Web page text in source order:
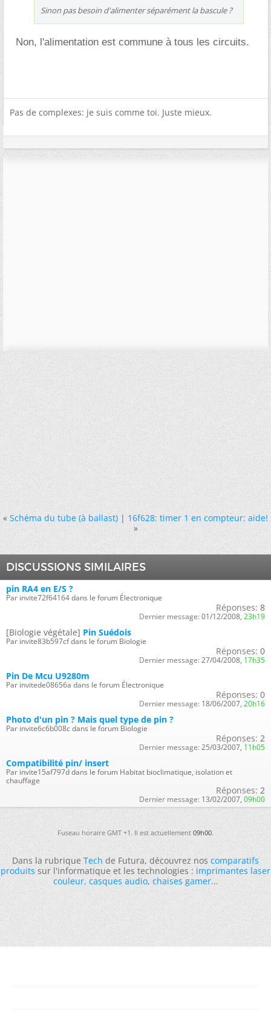
Sinon pas besoin d'alimenter séparément la bascule ?
Non, l'alimentation est commune à tous les circuits.
Pas de complexes: je suis comme toi. Juste mieux.
« Schéma du tube (à ballast)|16f628: timer 1 en compteur: aide!
»
DISCUSSIONS SIMILAIRES
pin RA4 en E/S ?
Par invite72f64164 dans le forum Électronique
Réponses: 8
Dernier message: 01/12/2008, 23h19
[Biologie végétale] Pin Suédois
Par invite83b597cf dans le forum Biologie
Réponses: 0
Dernier message: 27/04/2008, 17h35
Pin De Mcu U9280m
Par invitede08656a dans le forum Électronique
Réponses: 0
Dernier message: 18/06/2007, 20h16
Photo d'un pin ? Mais quel type de pin ?
Par invite6c6b008c dans le forum Biologie
Réponses: 2
Dernier message: 25/03/2007, 11h05
Compatibilité pin/ insert
Par invite15af797d dans le forum Habitat bioclimatique, isolation et
chauffage
Réponses: 2
Dernier message: 13/02/2007, 09h00
Fuseau horaire GMT +1. Il est actuellement09h00.
Dans la rubriqueTechde Futura, découvrez noscomparatifs
produitssur l'informatique et les technologies :imprimantes laser
couleur,casques audio,chaises gamer...